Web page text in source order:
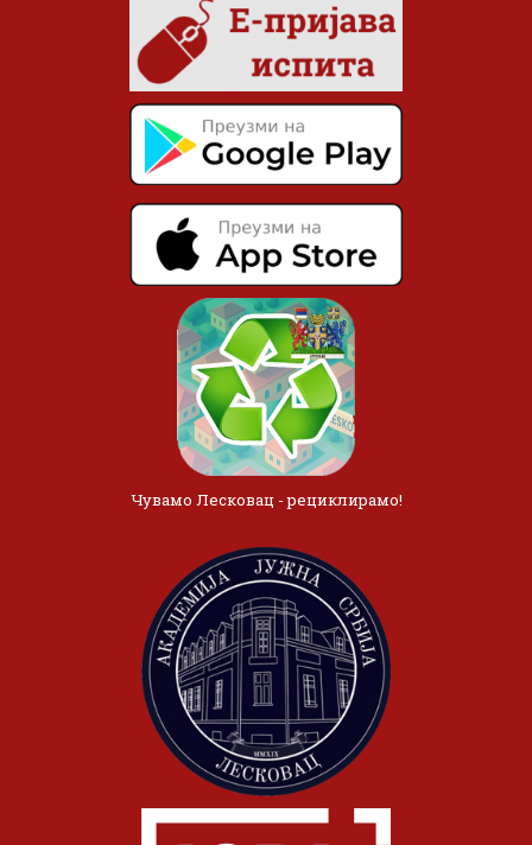
Чувамо Лесковац - рециклирамо!